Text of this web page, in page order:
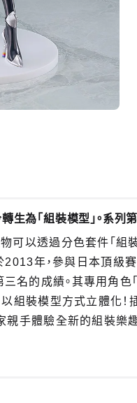
為「組裝模型」。系列
可以透過分色套件「
2013年，參與日本頂
名的成績。其專用角色
組裝模型方式立體化
親手體驗全新的組裝樂趣